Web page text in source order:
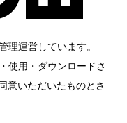
理運営しています。
使用・ダウンロードさ
意いただいたものとさ